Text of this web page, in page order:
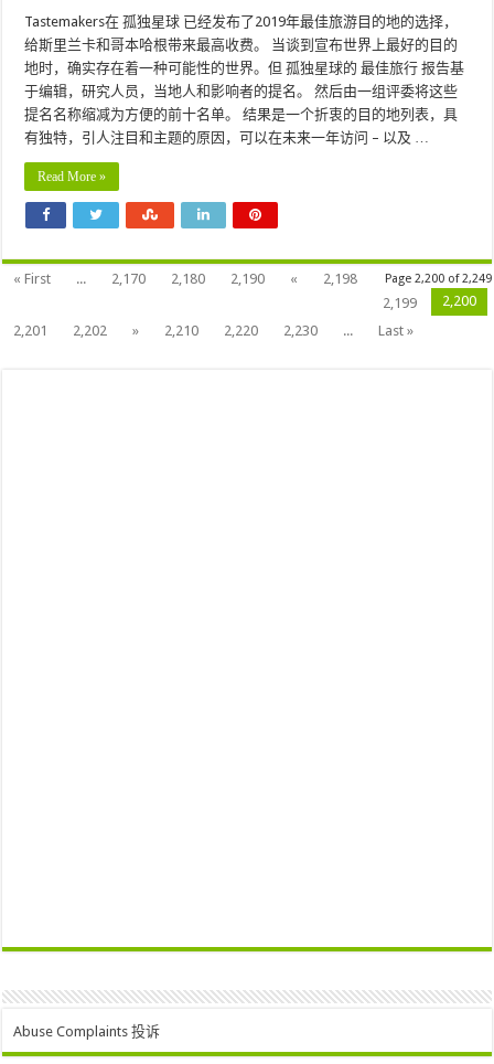
Tastemakers在 孤独星球 已经发布了2019年最佳旅游目的地的选择，
给斯里兰卡和哥本哈根带来最高收费。 当谈到宣布世界上最好的目的
地时，确实存在着一种可能性的世界。但 孤独星球的 最佳旅行 报告基
于编辑，研究人员，当地人和影响者的提名。 然后由一组评委将这些
提名名称缩减为方便的前十名单。 结果是一个折衷的目的地列表，具
有独特，引人注目和主题的原因，可以在未来一年访问 – 以及 …
Read More »
Page 2,200 of 2,249
« First ... 2,170 2,180 2,190 «
2,198
2,199
2,200
2,201
2,202 » 2,210 2,220 2,230 ... Last »
Abuse Complaints 投诉